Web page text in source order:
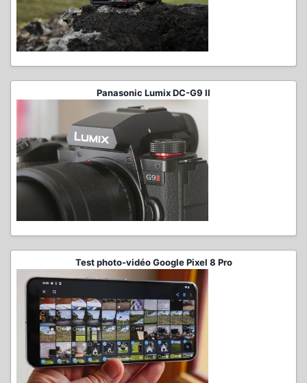
Panasonic Lumix DC-G9 II
Test photo-vidéo Google Pixel 8 Pro